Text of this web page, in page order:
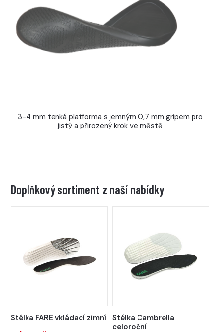
3-4 mm tenká platforma s jemným 0,7 mm gripem pro
jistý a přirozený krok ve městě
Doplňkový sortiment z naší nabídky
Stélka FARE vkládací zimní
Stélka Cambrella
celoroční